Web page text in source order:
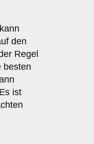
den
Regel
besten
ist